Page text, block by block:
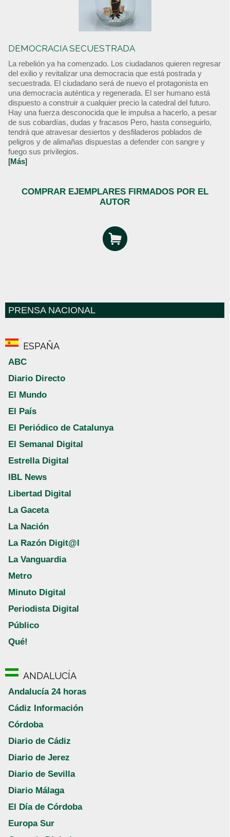
DEMOCRACIA SECUESTRADA
La rebelión ya ha comenzado. Los ciudadanos quieren regresar
del exilio y revitalizar una democracia que está postrada y
secuestrada. El ciudadano será de nuevo el protagonista en
una democracia auténtica y regenerada. El ser humano está
dispuesto a construir a cualquier precio la catedral del futuro.
Hay una fuerza desconocida que le impulsa a hacerlo, a pesar
de sus cobardías, dudas y fracasos Pero, hasta conseguirlo,
tendrá que atravesar desiertos y desfiladeros poblados de
peligros y de alimañas dispuestas a defender con sangre y
fuego sus privilegios.
[Más]
COMPRAR EJEMPLARES FIRMADOS POR EL
AUTOR
PRENSA NACIONAL
ESPAÑA
ABC
Diario Directo
El Mundo
El País
El Periódico de Catalunya
El Semanal Digital
Estrella Digital
IBL News
Libertad Digital
La Gaceta
La Nación
La Razón Digit@l
La Vanguardia
Metro
Minuto Digital
Periodista Digital
Público
Qué!
ANDALUCÍA
Andalucía 24 horas
Cádiz Información
Córdoba
Diario de Cádiz
Diario de Jerez
Diario de Sevilla
Diario Málaga
El Día de Córdoba
Europa Sur